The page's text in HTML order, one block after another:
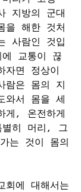
지방의 군대
을 해한 것처
사람인 것입
교통이 끊
면 정상이
람은 몸의 지
와서 몸을 세
게, 온전하게
히 머리, 그
는 것이 몸의
회에 대해서는